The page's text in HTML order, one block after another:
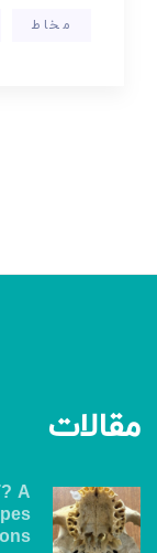
مخاط
مقالات
A